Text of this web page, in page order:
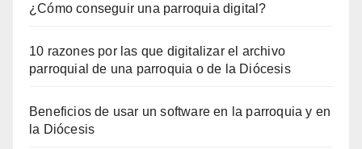
¿Cómo conseguir una parroquia digital?
10 razones por las que digitalizar el archivo
parroquial de una parroquia o de la Diócesis
Beneficios de usar un software en la parroquia y en
la Diócesis